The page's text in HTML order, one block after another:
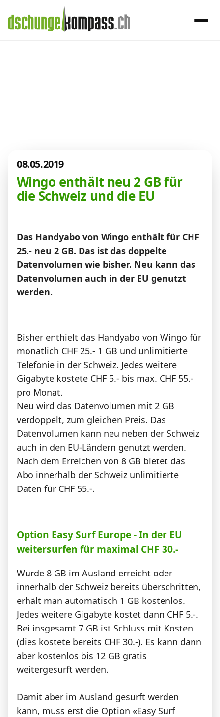
Kombi-Angebote
Aktionen
News
Forum
Über uns
Datenschutz·AGB·Impressum
08.05.2019
Wingo enthält neu 2 GB für
die Schweiz und die EU
Das Handyabo von Wingo enthält für CHF
25.- neu 2 GB. Das ist das doppelte
Datenvolumen wie bisher. Neu kann das
Datenvolumen auch in der EU genutzt
werden.
Bisher enthielt das Handyabo von Wingo für
monatlich CHF 25.- 1 GB und unlimitierte
Telefonie in der Schweiz. Jedes weitere
Gigabyte kostete CHF 5.- bis max. CHF 55.-
pro Monat.
Neu wird das Datenvolumen mit 2 GB
verdoppelt, zum gleichen Preis. Das
Datenvolumen kann neu neben der Schweiz
auch in den EU-Ländern genutzt werden.
Nach dem Erreichen von 8 GB bietet das
Abo innerhalb der Schweiz unlimitierte
Daten für CHF 55.-.
Option Easy Surf Europe - In der EU
weitersurfen für maximal CHF 30.-
Wurde 8 GB im Ausland erreicht oder
innerhalb der Schweiz bereits überschritten,
erhält man automatisch 1 GB kostenlos.
Jedes weitere Gigabyte kostet dann CHF 5.-.
Bei insgesamt 7 GB ist Schluss mit Kosten
(dies kostete bereits CHF 30.-). Es kann dann
aber kostenlos bis 12 GB gratis
weitergesurft werden.
Damit aber im Ausland gesurft werden
kann, muss erst die Option «Easy Surf